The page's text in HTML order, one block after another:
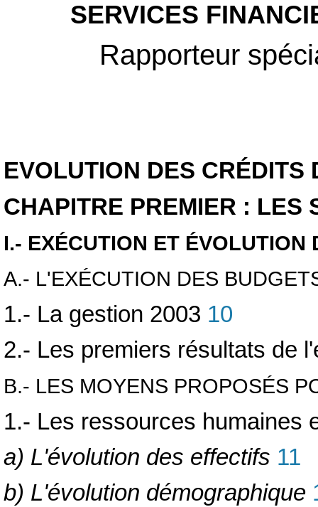
SERVICES
Rapporteur
EVOLUTION DES CRÉDITS
CHAPITRE PREMIER : LES
I.- EXÉCUTION ET ÉVOLUTION
A.- L'EXÉCUTION DES
1.- La gestion 2003 10
2.- Les premiers résultats de
B.- LES MOYENS PROPOSÉS
1.- Les ressources humaines
a) L'évolution des effectifs 11
b) L'évolution démographique